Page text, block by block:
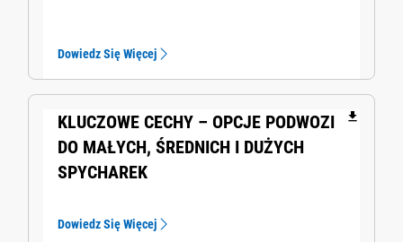
Dowiedz Się Więcej
KLUCZOWE CECHY – OPCJE PODWOZI
DO MAŁYCH, ŚREDNICH I DUŻYCH
SPYCHAREK
file_download
Dowiedz Się Więcej